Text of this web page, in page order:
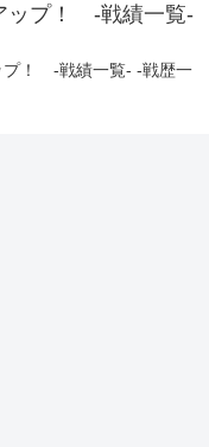
ップ！ -戦績一覧-
！ -戦績一覧- -戦歴一